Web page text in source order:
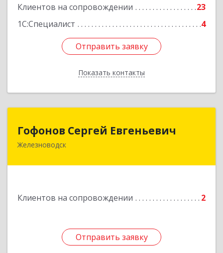
Клиентов на сопровождении
23
1С:Специалист
4
Отправить заявку
Показать контакты
Отправить заявку
Назад
Гофонов Сергей Евгеньевич
Железноводск
Клиентов на сопровождении 2
Отправить заявку
Гофонов Сергей Евгеньевич
Отправить заявку